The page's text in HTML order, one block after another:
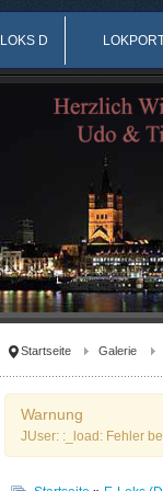
LOKS D
Startseite Galerie
Warnung
JUser: :_load: Fehler